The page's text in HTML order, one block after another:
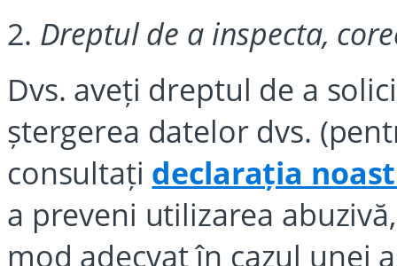
2. Dreptul de a inspecta,
Dvs. aveți dreptul de a
ștergerea datelor dvs.
consultați declarația
a preveni utilizarea
mod adecvat în cazul unei